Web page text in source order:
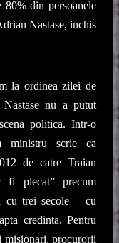
din persoanele
Nastase, inchis
la ordinea zilei de
nu a putut
politica. Intr-o
ministru scrie ca
de catre Traian
fi plecat” precum
cu trei secole – cu
credinta. Pentru
misionari, procurorii